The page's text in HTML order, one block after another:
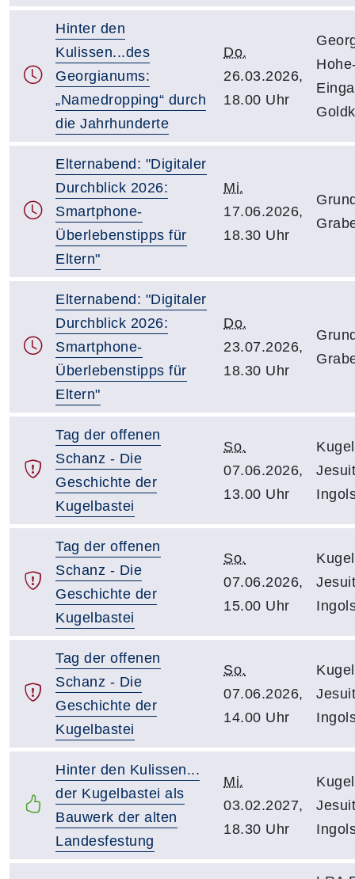
Hinter den
Kulissen...des
Georgianums:
„Namedropping“ durch
die Jahrhunderte
Do.
26.03.2026,
18.00 Uhr
Elternabend: "Digitaler
Durchblick 2026:
Smartphone-
Überlebenstipps für
Eltern"
Mi.
17.06.2026,
18.30 Uhr
Elternabend: "Digitaler
Durchblick 2026:
Smartphone-
Überlebenstipps für
Eltern"
Do.
23.07.2026,
18.30 Uhr
Tag der offenen
Schanz - Die
Geschichte der
Kugelbastei
So.
07.06.2026,
13.00 Uhr
Tag der offenen
Schanz - Die
Geschichte der
Kugelbastei
So.
07.06.2026,
15.00 Uhr
Tag der offenen
Schanz - Die
Geschichte der
Kugelbastei
So.
07.06.2026,
14.00 Uhr
Hinter den Kulissen...
der Kugelbastei als
Bauwerk der alten
Landesfestung
Mi.
03.02.2027,
18.30 Uhr